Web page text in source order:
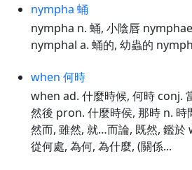
nympha 蛹
nympha n. 蛹, 小陰唇
nymphal a. 蛹的, 幼蟲的
when 何時
when ad. 什麼時候, 何時 conj.
然後 pron. 什麼時侯, 那時 n.
然而, 雖然, 就…而論, 既然, 鑑於
從何處, 為何, 為什麼, (關係...